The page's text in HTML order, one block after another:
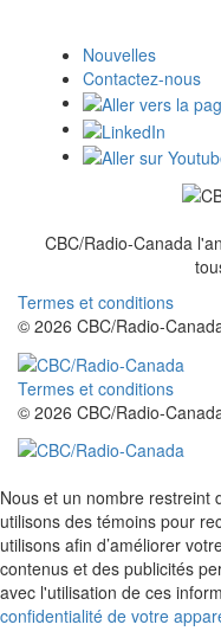
Nouvelles
Contactez-nous
CBC/Radio-Canada
Termes et conditions
© 2026 CBC/Radio-
Termes et conditions
© 2026 CBC/Radio-
Nous et un nombre restreint
utilisons des témoins pour
utilisons afin d’améliorer
contenus et des publicités
avec l'utilisation de ces
confidentialité de votre